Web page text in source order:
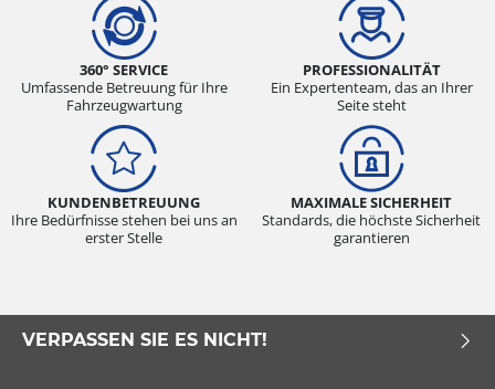
360° SERVICE
Umfassende Betreuung für Ihre
Fahrzeugwartung
PROFESSIONALITÄT
Ein Expertenteam, das an Ihrer
Seite steht
KUNDENBETREUUNG
Ihre Bedürfnisse stehen bei uns an
erster Stelle
MAXIMALE SICHERHEIT
Standards, die höchste Sicherheit
garantieren
VERPASSEN SIE ES NICHT!